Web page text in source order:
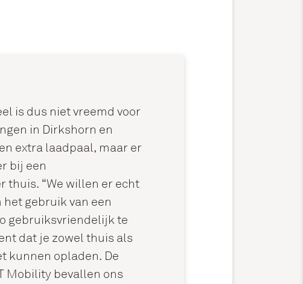
is dus niet vreemd voor
in Dirkshorn en
extra laadpaal, maar er
bij een
thuis. “We willen er echt
gebruik van een
gebruiksvriendelijk te
dat je zowel thuis als
kunnen opladen. De
Mobility bevallen ons